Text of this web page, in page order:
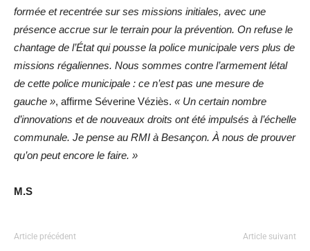
formée et recentrée sur ses missions initiales, avec une
présence accrue sur le terrain pour la prévention. On refuse le
chantage de l’État qui pousse la police municipale vers plus de
missions régaliennes. Nous sommes contre l’armement létal
de cette police municipale : ce n’est pas une mesure de
gauche », affirme Séverine Véziès. « Un certain nombre
d’innovations et de nouveaux droits ont été impulsés à l’échelle
communale. Je pense au RMI à Besançon. À nous de prouver
qu’on peut encore le faire. »
M.S
Article précédent Article suivant